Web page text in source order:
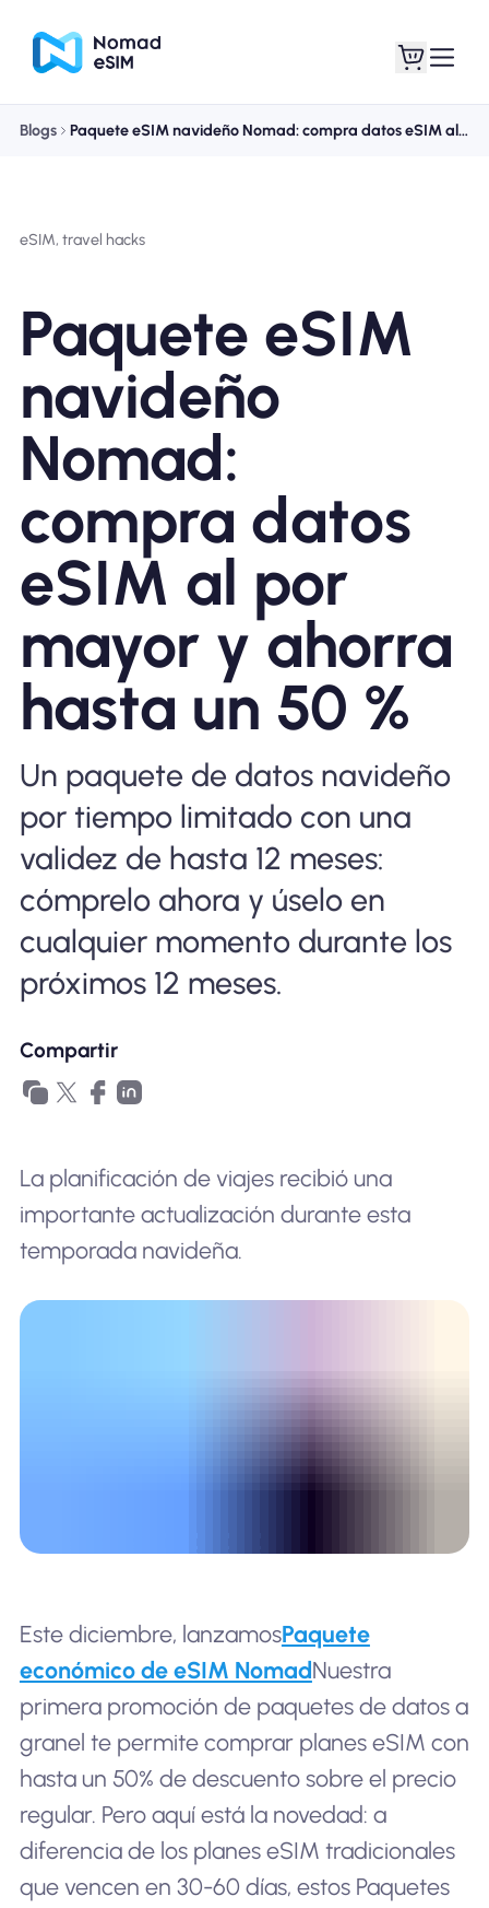
Acerca de eSIM
Por qué la eSIM Nomad
Usando una eSIM
Para negocios
Blogs Paquete eSIM navideño Nomad: compra datos eSIM al por mayor y ahorra hasta un 50 %
eSIM, travel hacks
Paquete eSIM
navideño
Nomad:
compra datos
eSIM al por
mayor y ahorra
hasta un 50 %
Un paquete de datos navideño
por tiempo limitado con una
validez de hasta 12 meses:
cómprelo ahora y úselo en
cualquier momento durante los
próximos 12 meses.
Compartir
La planificación de viajes recibió una
importante actualización durante esta
temporada navideña.
Este diciembre, lanzamosPaquete
económico de eSIM NomadNuestra
primera promoción de paquetes de datos a
granel te permite comprar planes eSIM con
hasta un 50% de descuento sobre el precio
regular. Pero aquí está la novedad: a
diferencia de los planes eSIM tradicionales
que vencen en 30-60 días, estos Paquetes